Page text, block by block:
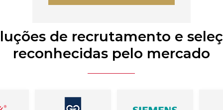
de recrutamento e
reconhecidas pelo mercado